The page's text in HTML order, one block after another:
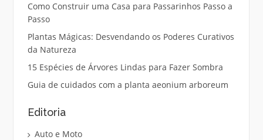
Como Construir uma Casa para Passarinhos Passo a
Passo
Plantas Mágicas: Desvendando os Poderes Curativos
da Natureza
15 Espécies de Árvores Lindas para Fazer Sombra
Guia de cuidados com a planta aeonium arboreum
Editoria
Auto e Moto